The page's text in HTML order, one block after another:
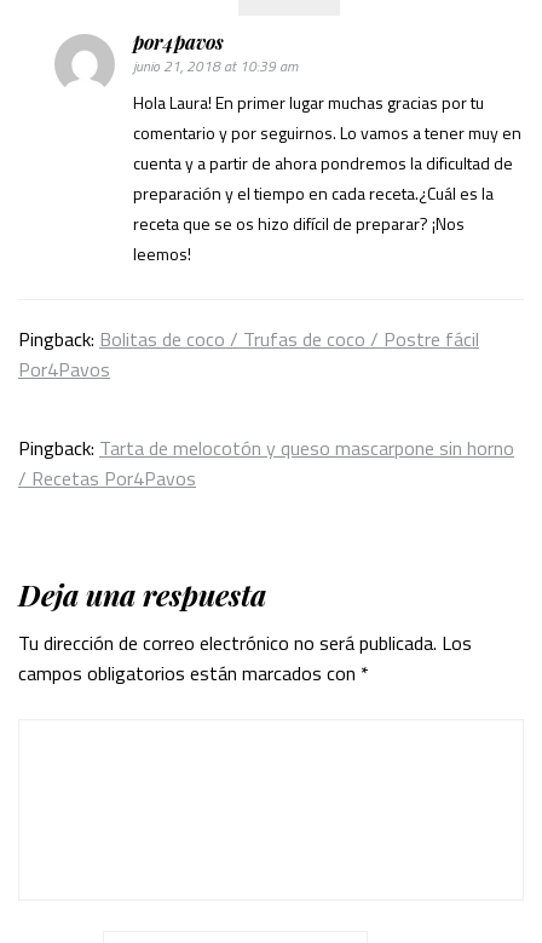
por4pavos
junio 21, 2018 at 10:39 am
Hola Laura! En primer lugar muchas gracias por tu
comentario y por seguirnos. Lo vamos a tener muy en
cuenta y a partir de ahora pondremos la dificultad de
preparación y el tiempo en cada receta.¿Cuál es la
receta que se os hizo difícil de preparar? ¡Nos
leemos!
Pingback: Bolitas de coco / Trufas de coco / Postre fácil
Por4Pavos
Pingback: Tarta de melocotón y queso mascarpone sin horno
/ Recetas Por4Pavos
Deja una respuesta
Tu dirección de correo electrónico no será publicada. Los
campos obligatorios están marcados con *